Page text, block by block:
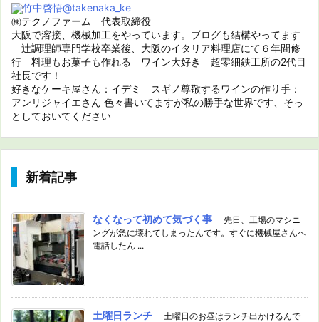
竹中啓悟@takenaka_ke
㈱テクノファーム 代表取締役
大阪で溶接、機械加工をやっています。ブログも結構やってます
辻調理師専門学校卒業後、大阪のイタリア料理店にて６年間修
行 料理もお菓子も作れる ワイン大好き 超零細鉄工所の2代目
社長です！
好きなケーキ屋さん：イデミ スギノ尊敬するワインの作り手：
アンリジャイエさん 色々書いてますが私の勝手な世界です、そっ
としておいてください
新着記事
なくなって初めて気づく事
先日、工場のマシニ
ングが急に壊れてしまったんです。すぐに機械屋さんへ
電話したん ...
土曜日ランチ
土曜日のお昼はランチ出かけるんで